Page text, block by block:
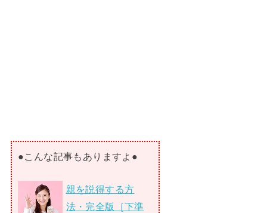
●こんな記事もありますよ●
親を説得する方
法・完全版［下準